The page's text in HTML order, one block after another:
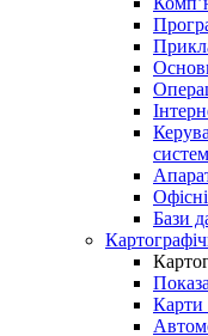
систем
Бази
Карти